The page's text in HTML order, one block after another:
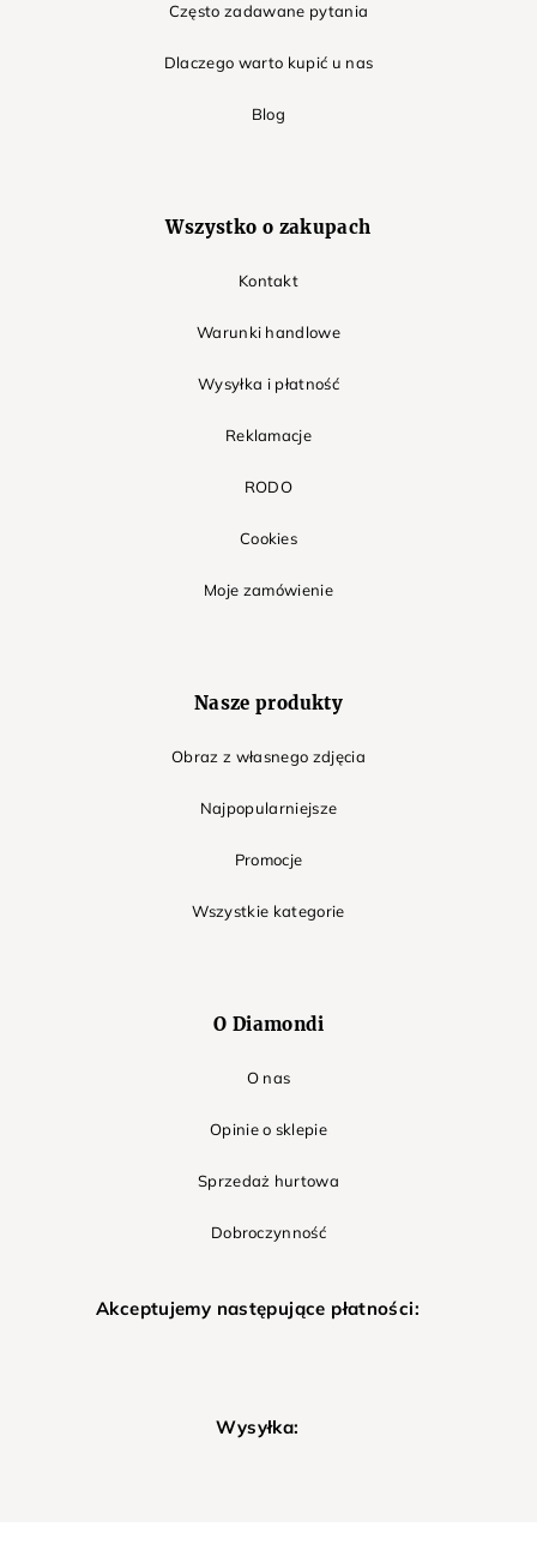
Często zadawane pytania
Dlaczego warto kupić u nas
Blog
Wszystko o zakupach
Kontakt
Warunki handlowe
Wysyłka i płatność
Reklamacje
RODO
Cookies
Moje zamówienie
Nasze produkty
Obraz z własnego zdjęcia
Najpopularniejsze
Promocje
Wszystkie kategorie
O Diamondi
O nas
Opinie o sklepie
Sprzedaż hurtowa
Dobroczynność
Akceptujemy następujące płatności:
Wysyłka: